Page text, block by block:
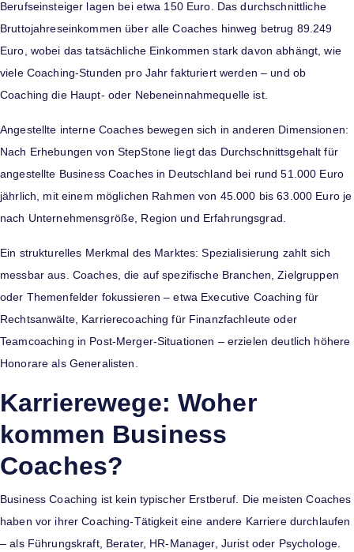
Berufseinsteiger lagen bei etwa 150 Euro. Das durchschnittliche
Bruttojahreseinkommen über alle Coaches hinweg betrug 89.249
Euro, wobei das tatsächliche Einkommen stark davon abhängt, wie
viele Coaching-Stunden pro Jahr fakturiert werden – und ob
Coaching die Haupt- oder Nebeneinnahmequelle ist.
Angestellte interne Coaches bewegen sich in anderen Dimensionen:
Nach Erhebungen von StepStone liegt das Durchschnittsgehalt für
angestellte Business Coaches in Deutschland bei rund 51.000 Euro
jährlich, mit einem möglichen Rahmen von 45.000 bis 63.000 Euro je
nach Unternehmensgröße, Region und Erfahrungsgrad.
Ein strukturelles Merkmal des Marktes: Spezialisierung zahlt sich
messbar aus. Coaches, die auf spezifische Branchen, Zielgruppen
oder Themenfelder fokussieren – etwa Executive Coaching für
Rechtsanwälte, Karrierecoaching für Finanzfachleute oder
Teamcoaching in Post-Merger-Situationen – erzielen deutlich höhere
Honorare als Generalisten.
Karrierewege: Woher
kommen Business
Coaches?
Business Coaching ist kein typischer Erstberuf. Die meisten Coaches
haben vor ihrer Coaching-Tätigkeit eine andere Karriere durchlaufen
– als Führungskraft, Berater, HR-Manager, Jurist oder Psychologe.